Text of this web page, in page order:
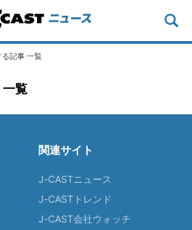
記事 一覧
一覧
関連サイト
J-CASTニュース
J-CASTトレンド
J-CAST会社ウォッチ